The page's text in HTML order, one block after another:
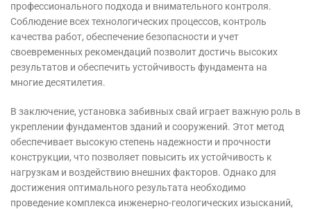
профессионального подхода и внимательного контроля.
Соблюдение всех технологических процессов, контроль
качества работ, обеспечение безопасности и учет
своевременных рекомендаций позволит достичь высоких
результатов и обеспечить устойчивость фундамента на
многие десятилетия.
В заключение, установка забивных свай играет важную роль в
укреплении фундаментов зданий и сооружений. Этот метод
обеспечивает высокую степень надежности и прочности
конструкции, что позволяет повысить их устойчивость к
нагрузкам и воздействию внешних факторов. Однако для
достижения оптимального результата необходимо
проведение комплекса инженерно-геологических изысканий,